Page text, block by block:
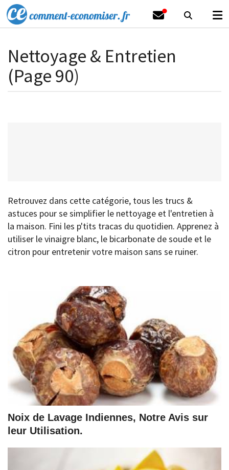
Nettoyage & Entretien
(Page 90)
Retrouvez dans cette catégorie, tous les trucs &
astuces pour se simplifier le nettoyage et l'entretien à
la maison. Fini les p'tits tracas du quotidien. Apprenez à
utiliser le vinaigre blanc, le bicarbonate de soude et le
citron pour entretenir votre maison sans se ruiner.
Noix de Lavage Indiennes, Notre Avis sur
leur Utilisation.